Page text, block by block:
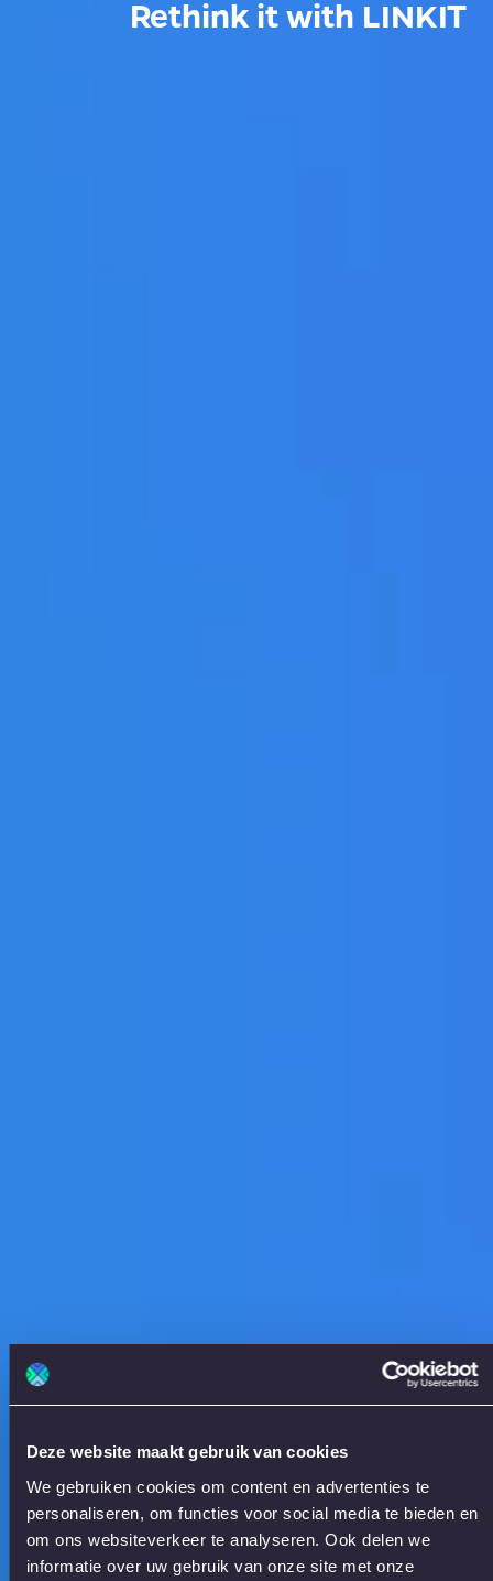
Deze website maakt gebruik van cookies
We gebruiken cookies om content en advertenties te
personaliseren, om functies voor social media te bieden en
om ons websiteverkeer te analyseren. Ook delen we
informatie over uw gebruik van onze site met onze
Rethink it with LINKIT